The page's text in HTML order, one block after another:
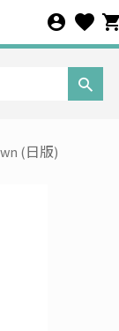
(日版)